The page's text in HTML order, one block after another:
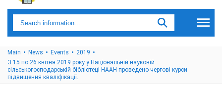
Main News Events
2019
З 15 по 26 квітня 2019 року у Національній науковій
сільськогосподарській бібліотеці НААН проведено чергові курси
підвищення кваліфікації.